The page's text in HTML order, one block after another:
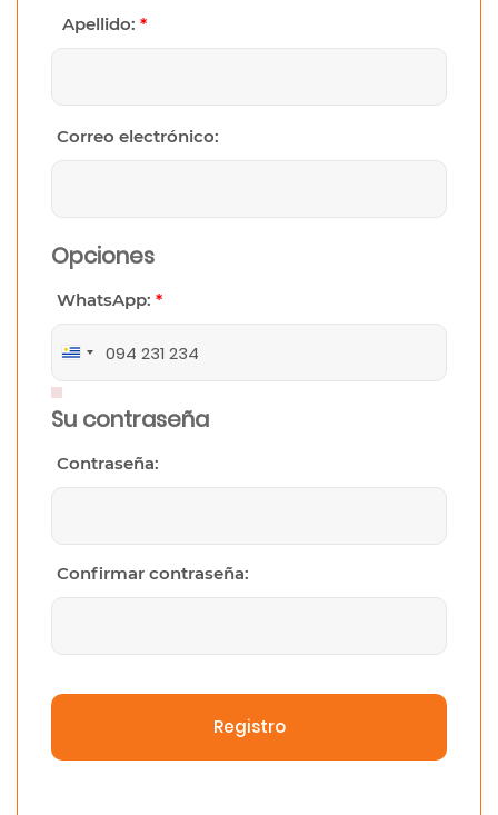
Apellido: *
Correo electrónico:
Opciones
WhatsApp: *
Uruguay
+598
Su contraseña
Contraseña:
Confirmar contraseña:
Registro